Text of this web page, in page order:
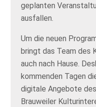
geplanten
ausfallen.
Um die neuen
bringt das Team des
auch nach Hause.
kommenden Tagen
digitale Angebote
Brauweiler